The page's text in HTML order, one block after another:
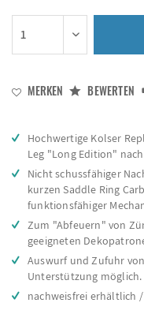
MERKEN BEWERTEN
Hochwertige Kolser
Leg "Long Edition"
Nicht schussfähiger
kurzen Saddle Ring
funktionsfähiger
Zum "Abfeuern" von
geeigneten
Auswurf und Zufuhr
Unterstützung möglich.
nachweisfrei erhältlich